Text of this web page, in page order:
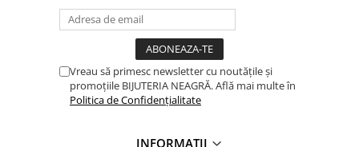
Vreau să primesc newsletter cu noutățile și
promoțiile BIJUTERIA NEAGRĂ. Află mai multe în
Politica de Confidențialitate
INFORMAȚII